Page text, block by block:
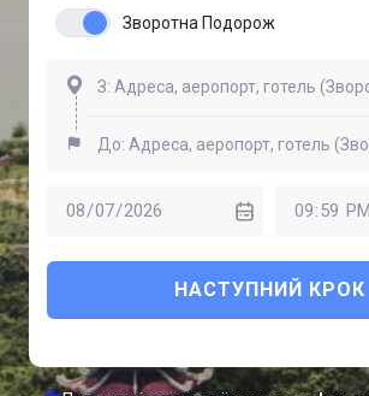
Зворотна Подорож
НАСТУПНИЙ КРОК